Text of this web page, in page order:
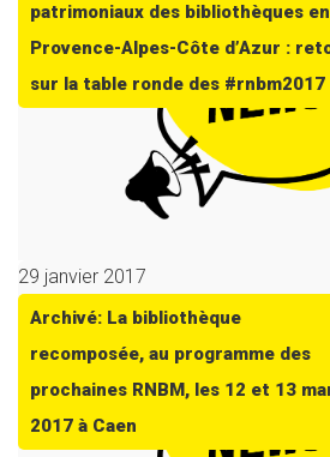
patrimoniaux des bibliothèques en
Provence-Alpes-Côte d’Azur :
sur la table ronde des #rnbm2017
29 janvier 2017
Archivé: La bibliothèque
recomposée, au programme des
prochaines RNBM, les 12 et 13
2017 à Caen